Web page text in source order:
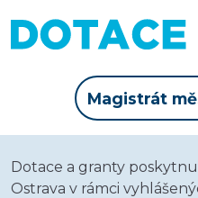
Magistrát
Dotace a granty
Ostrava v rámci